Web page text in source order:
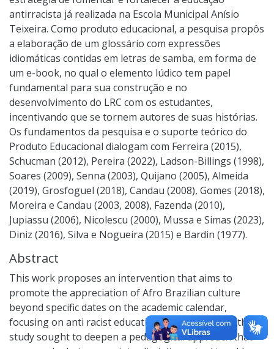
antirracista já realizada na Escola Municipal Anísio
Teixeira. Como produto educacional, a pesquisa propôs
a elaboração de um glossário com expressões
idiomáticas contidas em letras de samba, em forma de
um e-book, no qual o elemento lúdico tem papel
fundamental para sua construção e no
desenvolvimento do LRC com os estudantes,
incentivando que se tornem autores de suas histórias.
Os fundamentos da pesquisa e o suporte teórico do
Produto Educacional dialogam com Ferreira (2015),
Schucman (2012), Pereira (2022), Ladson-Billings (1998),
Soares (2009), Senna (2003), Quijano (2005), Almeida
(2019), Grosfoguel (2018), Candau (2008), Gomes (2018),
Moreira e Candau (2003, 2008), Fazenda (2010),
Jupiassu (2006), Nicolescu (2000), Mussa e Simas (2023),
Diniz (2016), Silva e Nogueira (2015) e Bardin (1977).
Abstract
This work proposes an intervention that aims to
promote the appreciation of Afro Brazilian culture
beyond specific dates on the academic calendar,
focusing on anti racist education. To achieve this, the
study sought to deepen a pedagogical approach that